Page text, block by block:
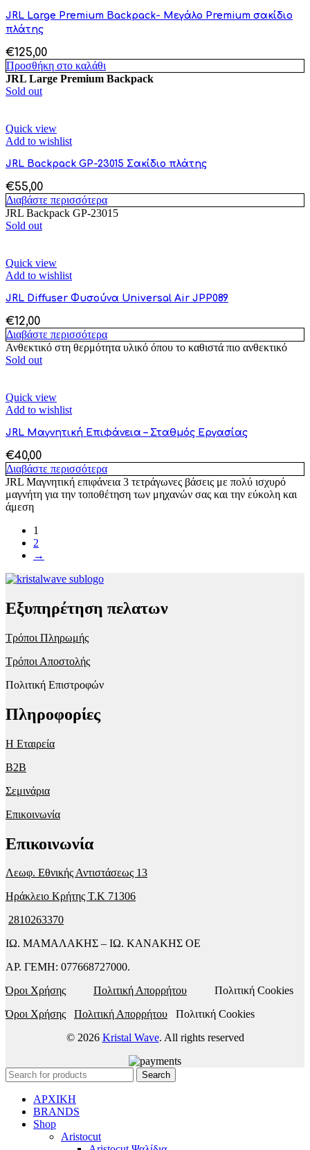
JRL Large Premium Backpack- Μεγάλο Premium σακίδιο
πλάτης
€125,00
Προσθήκη στο καλάθι
JRL Large Premium Backpack
Sold out
Quick view
Add to wishlist
JRL Backpack GP-23015 Σακίδιο πλάτης
€55,00
Διαβάστε περισσότερα
JRL Backpack GP-23015
Sold out
Quick view
Add to wishlist
JRL Diffuser Φυσούνα Universal Air JPP089
€12,00
Διαβάστε περισσότερα
Ανθεκτικό στη θερμότητα υλικό όπου το καθιστά πιο ανθεκτικό
Sold out
Quick view
Add to wishlist
JRL Μαγνητική Επιφάνεια – Σταθμός Εργασίας
€40,00
Διαβάστε περισσότερα
JRL Μαγνητική επιφάνεια 3 τετράγωνες βάσεις με πολύ ισχυρό
μαγνήτη για την τοποθέτηση των μηχανών σας και την εύκολη και
άμεση
1
2
→
Εξυπηρέτηση πελατων
Τρόποι Πληρωμής
Τρόποι Αποστολής
Πολιτική Επιστροφών
Πληροφορίες
Η Εταιρεία
B2B
Σεμινάρια
Επικοινωνία
Επικοινωνία
Λεωφ. Εθνικής Αντιστάσεως 13
Ηράκλειο Κρήτης T.K 71306
2810263370
ΙΩ. ΜΑΜΑΛΑΚΗΣ – ΙΩ. ΚΑΝΑΚΗΣ ΟΕ
ΑΡ. ΓΕΜΗ: 077668727000.
Όροι Χρήσης
Πολιτική Απορρήτου Πολιτική Cookies
Όροι Χρήσης
Πολιτική Απορρήτου Πολιτική Cookies
© 2026 Kristal Wave. All rights reserved
Search
ΑΡΧΙΚΗ
BRANDS
Shop
Aristocut